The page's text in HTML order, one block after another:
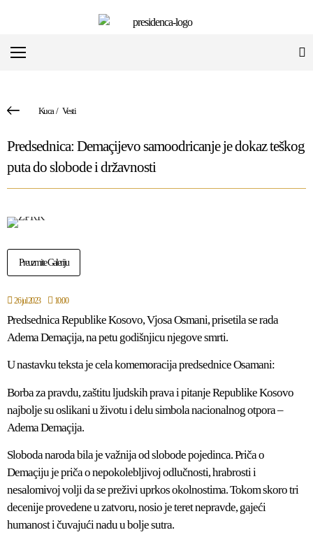
Kuca/ Vesti
Predsednica: Demaçijevo samoodricanje je dokaz teškog
puta do slobode i državnosti
Preuzmite Galeriju
26 jul 2023 10:00
Predsednica Republike Kosovo, Vjosa Osmani, prisetila se rada
Adema Demaçija, na petu godišnjicu njegove smrti.
U nastavku teksta je cela komemoracija predsednice Osamani:
Borba za pravdu, zaštitu ljudskih prava i pitanje Republike Kosovo
najbolje su oslikani u životu i delu simbola nacionalnog otpora –
Adema Demaçija.
Sloboda naroda bila je važnija od slobode pojedinca. Priča o
Demaçiju je priča o nepokolebljivoj odlučnosti, hrabrosti i
nesalomivoj volji da se preživi uprkos okolnostima. Tokom skoro tri
decenije provedene u zatvoru, nosio je teret nepravde, gajeći
humanost i čuvajući nadu u bolje sutra.